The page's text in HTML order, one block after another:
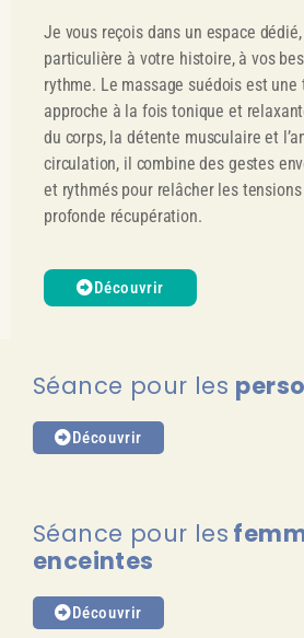
Je vous reçois dans un espace
particulière à votre histoire, à vos
rythme. Le massage suédois est
approche à la fois tonique et
du corps, la détente musculaire et
circulation, il combine des gestes
et rythmés pour relâcher les
profonde récupération.
Découvrir
Séance pour les
Découvrir
Séance pour les
enceintes
Découvrir